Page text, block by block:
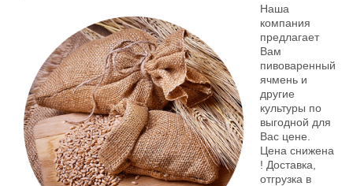
Наша
компания
предлагает
Вам
пивоваренный
ячмень и
другие
культуры по
выгодной для
Вас цене.
Цена снижена
! Доставка,
отгрузка в